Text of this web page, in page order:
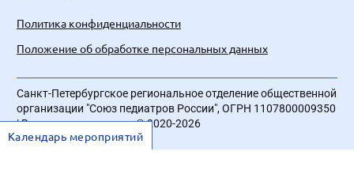
Политика конфиденциальности
Положение об обработке персональных данных
Санкт-Петербургское региональное отделение общественной
организации "Союз педиатров России", ОГРН 1107800009350
| Все права защищены © 2020-2026
Календарь мероприятий